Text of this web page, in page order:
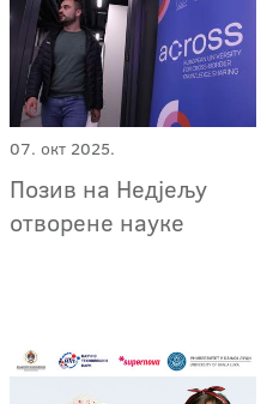
07. окт 2025.
Позив на Недјељу
отворене науке